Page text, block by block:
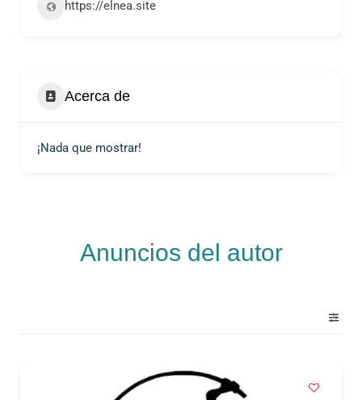
https://elnea.site
Acerca de
¡Nada que mostrar!
Anuncios del autor